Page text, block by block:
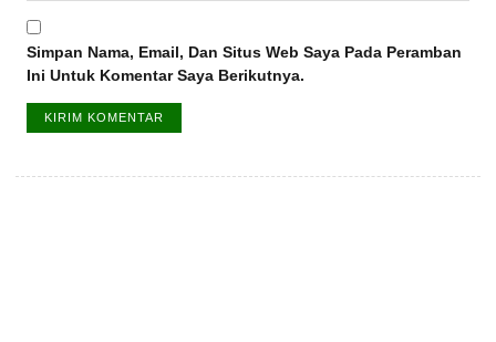
Simpan Nama, Email, Dan Situs Web Saya Pada Peramban
Ini Untuk Komentar Saya Berikutnya.